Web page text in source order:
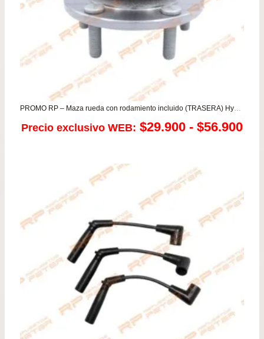
PROMO RP – Maza rueda con rodamiento incluido (TRASERA) Hyundai Tucson / Kia Sportage
Precio exclusivo WEB: $29.900 - $56.900